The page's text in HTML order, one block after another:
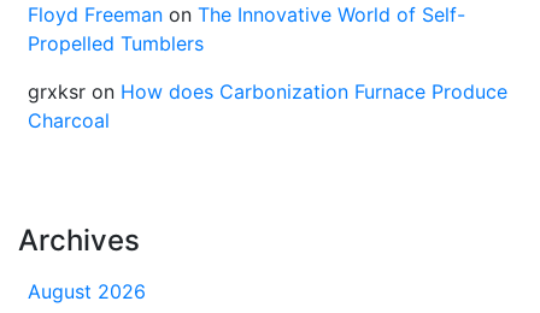
Floyd Freeman on The Innovative World of Self-
Propelled Tumblers
grxksr on How does Carbonization Furnace Produce
Charcoal
Archives
August 2026